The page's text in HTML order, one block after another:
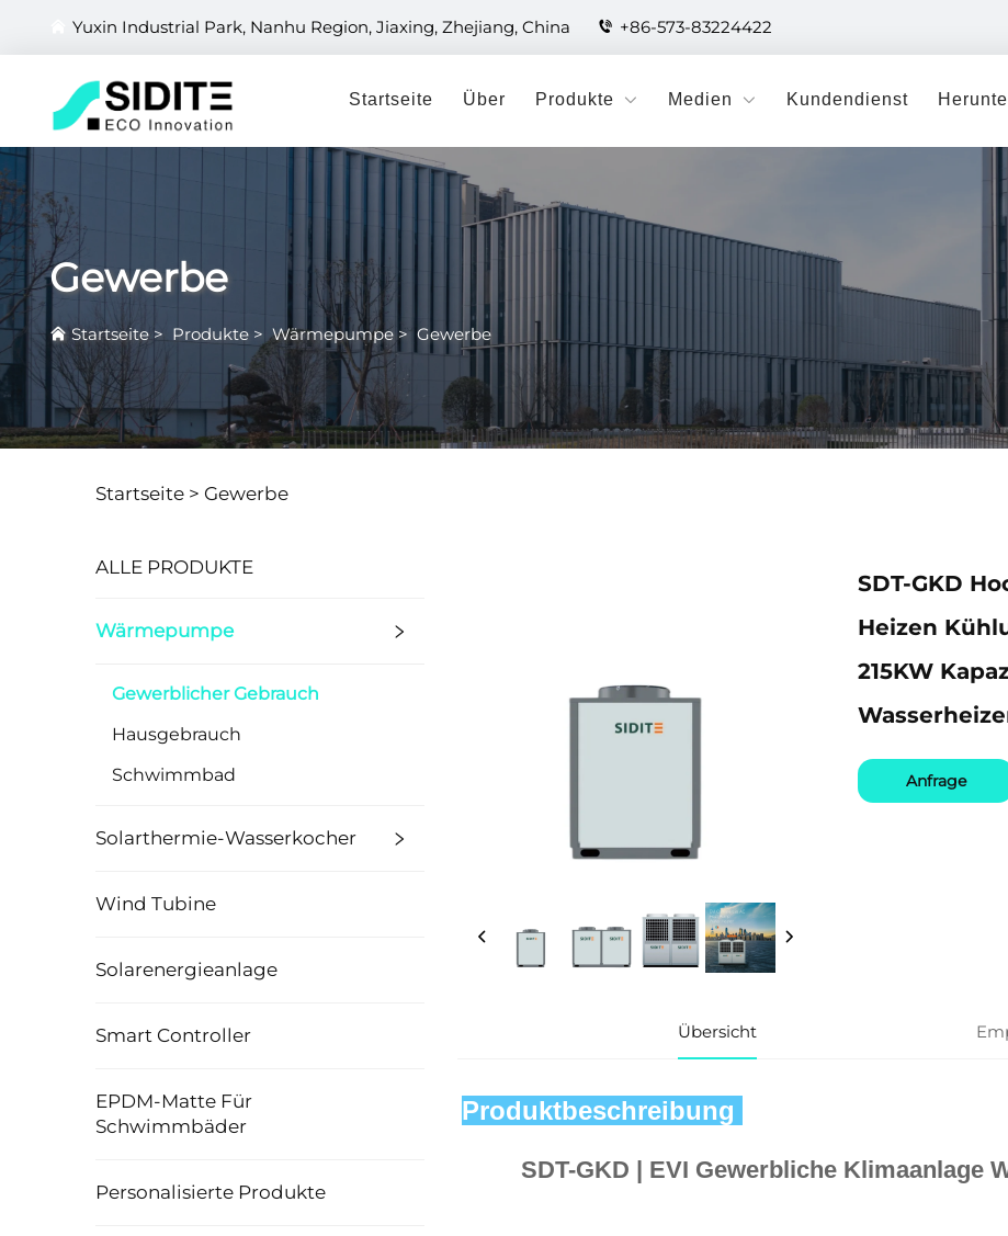
Yuxin Industrial Park, Nanhu Region, Jiaxing, Zhejiang, China +86-573-83224422
Startseite Über Produkte Medien Kundendienst
Gewerbe
Startseite > Produkte >Wärmepumpe > Gewerbe
Startseite > Gewerbe
ALLE PRODUKTE
Wärmepumpe
Gewerblicher Gebrauch
Hausgebrauch
Schwimmbad
Solarthermie-Wasserkocher
Wind Tubine
Solarenergieanlage
Smart Controller
EPDM-Matte Für
Schwimmbäder
Personalisierte Produkte
SDT-GKD
Heizen
215KW
Anfrage
Übersicht
Produktbeschreibung
SDT-GKD | EVI Gewerbliche Klimaanlage